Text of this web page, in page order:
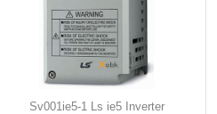
Sv001ie5-1 Ls ie5 Inverter